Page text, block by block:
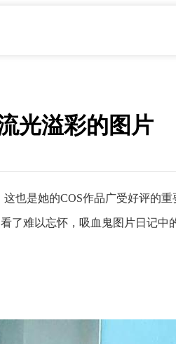
光溢彩的图片
也是她的COS作品广受好评的
了难以忘怀，吸血鬼图片日记